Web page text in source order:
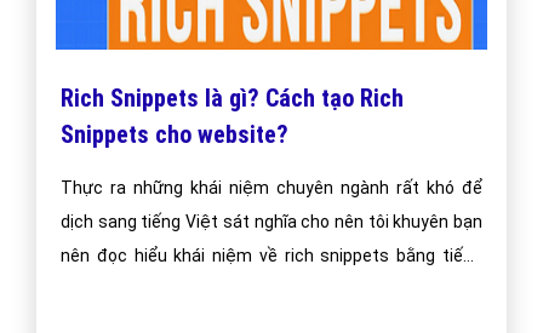
Rich Snippets là gì? Cách tạo Rich
Snippets cho website?
Thực ra những khái niệm chuyên ngành rất khó để
dịch sang tiếng Việt sát nghĩa cho nên tôi khuyên bạn
nên đọc hiểu khái niệm về rich snippets bằng tiếng